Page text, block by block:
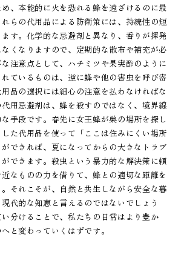
、本能的に火を恐れる蜂を遠ざけるのに最
らの代用品による防衛策には、持続性の短
す。化学的な忌避剤と異なり、香りが揮発
くなりますので、定期的な散布や補充が必
注意点として、ハチミツや果実酢のように
れているものは、逆に蜂や他の害虫を呼び寄
品の選択には細心の注意を払わなければな
用忌避剤は、蜂を殺すのではなく、境界線
手段です。春先に女王蜂が巣の場所を探し
た代用品を使って「ここは住みにくい場所
できれば、夏になってからの大きなトラブ
できます。殺虫という暴力的な解決策に頼
なものの力を借りて、蜂との適切な距離を
それこそが、自然と共生しながら安全な暮
代的な知恵と言えるのではないでしょう
分けることで、私たちの日常はより豊か
と変わっていくはずです。